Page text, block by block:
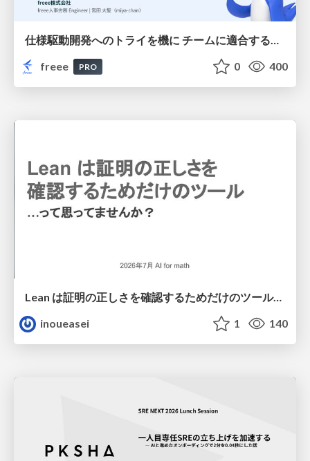
freee
PRO 0 400
Lean は証明の正しさを確認するためだけのツールって思ってませんか？
inoueasei
1 140